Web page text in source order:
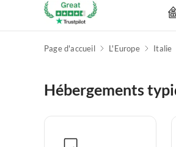
Page d'accueil L'Europe Italie
Hébergements